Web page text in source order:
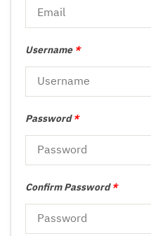
Username*
Password*
Confirm Password*